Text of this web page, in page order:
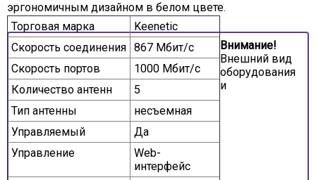
эргономичным дизайном в белом цвете.
Торговая марка
Keenetic
Скорость соединения 867 Мбит/с
Скорость портов
1000 Мбит/с
Количество антенн
5
Тип антенны
несъемная
Управляемый
Да
Управление
Web-
интерфейс
Внимание!
Внешний вид
оборудования
и